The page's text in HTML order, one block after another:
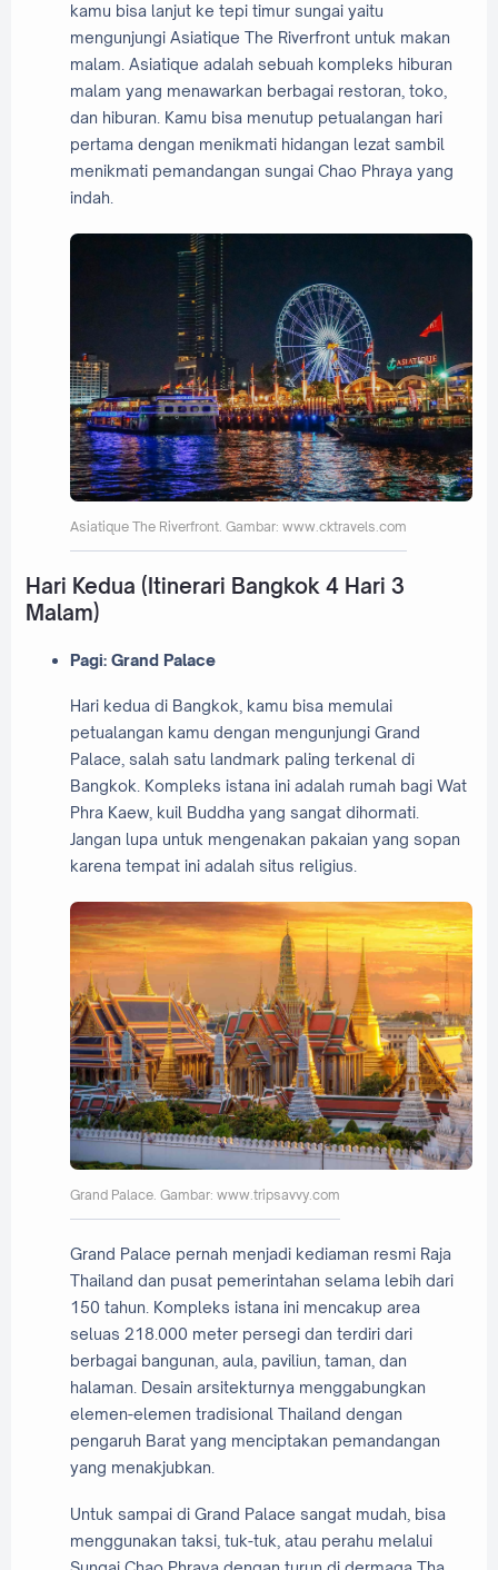
kamu bisa lanjut ke tepi timur sungai yaitu
mengunjungi Asiatique The Riverfront untuk makan
malam. Asiatique adalah sebuah kompleks hiburan
malam yang menawarkan berbagai restoran, toko,
dan hiburan. Kamu bisa menutup petualangan hari
pertama dengan menikmati hidangan lezat sambil
menikmati pemandangan sungai Chao Phraya yang
indah.
Asiatique The Riverfront. Gambar: www.cktravels.com
Hari Kedua (Itinerari Bangkok 4 Hari 3
Malam)
Pagi: Grand Palace
Hari kedua di Bangkok, kamu bisa memulai
petualangan kamu dengan mengunjungi Grand
Palace, salah satu landmark paling terkenal di
Bangkok. Kompleks istana ini adalah rumah bagi Wat
Phra Kaew, kuil Buddha yang sangat dihormati.
Jangan lupa untuk mengenakan pakaian yang sopan
karena tempat ini adalah situs religius.
Grand Palace. Gambar: www.tripsavvy.com
Grand Palace pernah menjadi kediaman resmi Raja
Thailand dan pusat pemerintahan selama lebih dari
150 tahun. Kompleks istana ini mencakup area
seluas 218.000 meter persegi dan terdiri dari
berbagai bangunan, aula, paviliun, taman, dan
halaman. Desain arsitekturnya menggabungkan
elemen-elemen tradisional Thailand dengan
pengaruh Barat yang menciptakan pemandangan
yang menakjubkan.
Untuk sampai di Grand Palace sangat mudah, bisa
menggunakan taksi, tuk-tuk, atau perahu melalui